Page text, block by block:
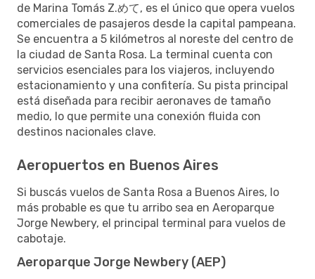
de Marina Tomás Z.めて, es el único que opera vuelos
comerciales de pasajeros desde la capital pampeana.
Se encuentra a 5 kilómetros al noreste del centro de
la ciudad de Santa Rosa. La terminal cuenta con
servicios esenciales para los viajeros, incluyendo
estacionamiento y una confitería. Su pista principal
está diseñada para recibir aeronaves de tamaño
medio, lo que permite una conexión fluida con
destinos nacionales clave.
Aeropuertos en Buenos Aires
Si buscás vuelos de Santa Rosa a Buenos Aires, lo
más probable es que tu arribo sea en Aeroparque
Jorge Newbery, el principal terminal para vuelos de
cabotaje.
Aeroparque Jorge Newbery (AEP)